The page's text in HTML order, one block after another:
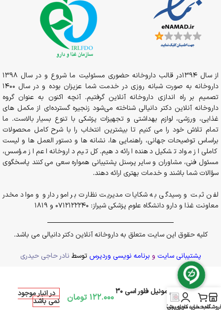
از سال 1394در قالب داروخانه حضوری مسئولیت ما شروع و در سال 1398
داروخانه به صورت شبانه روزی در خدمت شما عزیزان بوده و در سال 1400
تصمیم بر راه اندازی داروخانه آنلاین گرفتیم. آنچه اکنون به عنوان گروه
داروخانه آنلاین دکتر دانیالی شناخته می‌شود زنجیره گسترده‌ای از مکمل های
غذایی، ورزشی، لوازم بهداشتی و تجهیزات پزشکی با تنوع بسیار بالاست. ما
تمام تلاش خود را می کنیم تا بیشترین انتخاب را با شرح کامل محصولات
براساس توضیحات جهانی، راهنمایی ها، نشانه ها و دستور العمل ها و لیست
کاملی از مواد تشکیل دهنده ارائه دهیم. کل تیم داروخانه اعم از مؤسس،
مسئول فنی، مشاوران و سایر پرسنل پشتیبانی همواره سعی می کنند پاسخگوی
سؤالات شما باشند و خدمات بهتری ارائه دهند.
لفن ثبت و رسیدگی به شکایات مدیریت نظارت بر امور دارو و مواد مخدر
معاونت غذا و دارو دانشگاه علوم پزشکی شیراز: 0712122240 و 1819
کلیه حقوق این سایت متعلق به داروخانه آنلاین دکتر دانیالی می باشد.
پشتیبانی سایت و برنامه نویسی وردپرس توسط نادر حاجی حیدری
سبد خرید
حساب کاربری من
مجله پزشکی
قرص ایمونیل فلور اسی 30
عددی
122.000 تومان در انبار موجود
نمی باشد